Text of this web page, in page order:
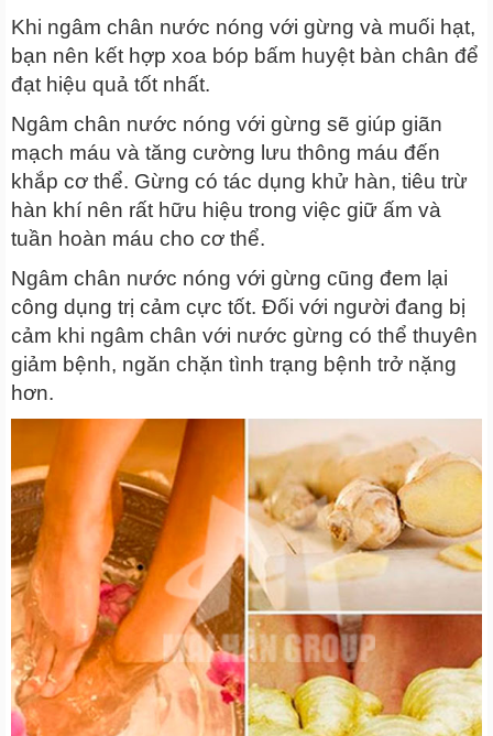
Khi ngâm chân nước nóng với gừng và muối hạt,
bạn nên kết hợp xoa bóp bấm huyệt bàn chân để
đạt hiệu quả tốt nhất.
Ngâm chân nước nóng với gừng sẽ giúp giãn
mạch máu và tăng cường lưu thông máu đến
khắp cơ thể. Gừng có tác dụng khử hàn, tiêu trừ
hàn khí nên rất hữu hiệu trong việc giữ ấm và
tuần hoàn máu cho cơ thể.
Ngâm chân nước nóng với gừng cũng đem lại
công dụng trị cảm cực tốt. Đối với người đang bị
cảm khi ngâm chân với nước gừng có thể thuyên
giảm bệnh, ngăn chặn tình trạng bệnh trở nặng
hơn.